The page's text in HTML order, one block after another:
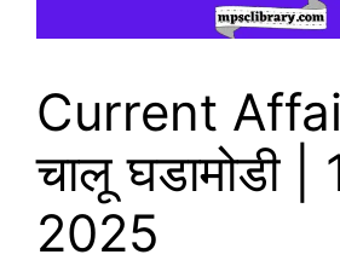
Current
चालू घडामोडी
2025